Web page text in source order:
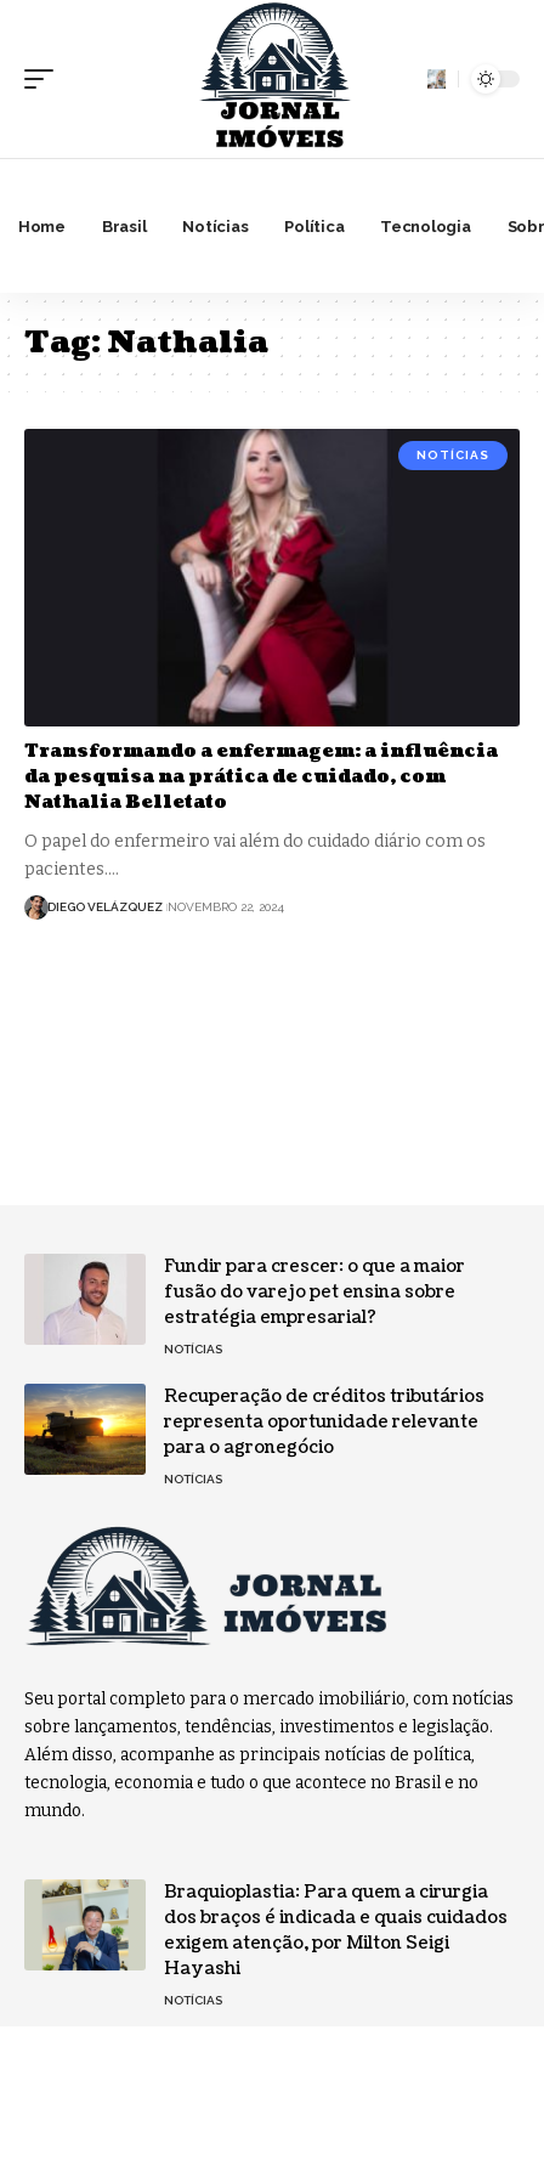
Home Brasil Notícias Política Tecnologia
Tag:Nathalia
NOTÍCIAS
Transformando a enfermagem: a influência
da pesquisa na prática de cuidado, com
Nathalia Belletato
O papel do enfermeiro vai além do cuidado diário com os
pacientes.…
DIEGO VELÁZQUEZ NOVEMBRO 22, 2024
Fundir para crescer: o que a maior
fusão do varejo pet ensina sobre
estratégia empresarial?
NOTÍCIAS
Recuperação de créditos tributários
representa oportunidade relevante
para o agronegócio
NOTÍCIAS
Seu portal completo para o mercado imobiliário, com notícias
sobre lançamentos, tendências, investimentos e legislação.
Além disso, acompanhe as principais notícias de política,
tecnologia, economia e tudo o que acontece no Brasil e no
mundo.
Braquioplastia: Para quem a cirurgia
dos braços é indicada e quais cuidados
exigem atenção, por Milton Seigi
Hayashi
NOTÍCIAS